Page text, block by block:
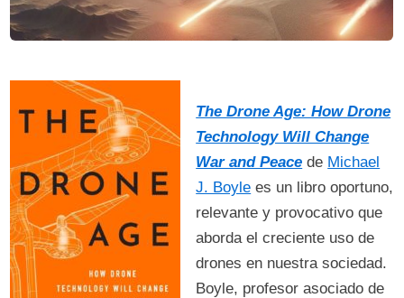
The Drone Age: How Drone
Technology Will Change
War and Peace de Michael
J. Boyle es un libro oportuno,
relevante y provocativo que
aborda el creciente uso de
drones en nuestra sociedad.
Boyle, profesor asociado de